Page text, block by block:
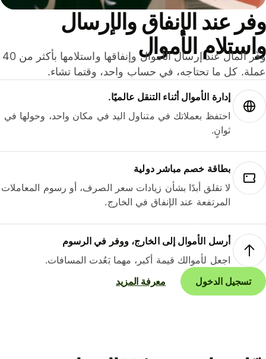
عند الإنفاق والإرسال
الأموال
وفّر المال عند إرسال الأموال وإنفاقها واستلامها بأكثر من 40
كل ما تحتاجه، في حساب واحد، وقتما تشاء.
إدارة الأموال أثناء التنقل عالميًا.
احتفظ بعملاتك في متناول اليد في مكان واحد، وحولها في
ثوانٍ.
بطاقة خصم مباشر دولية
لا تقلق أبدًا بشأن زيادات سعر الصرف، أو رسوم المعاملات
المرتفعة عند الإنفاق في الخارج.
أرسل الأموال إلى الخارج، ووفر في الرسوم
اجعل لأموالك قيمة أكبر، مهما بَعُدت المسافات.
تسجيل الدخول
معرفة المزيد